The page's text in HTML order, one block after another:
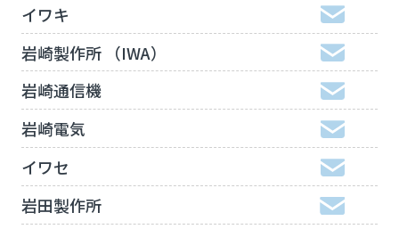
イワキ
岩崎製作所 （IWA）
岩崎通信機
岩崎電気
イワセ
岩田製作所